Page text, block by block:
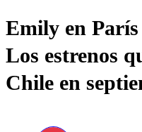
Emily en
Los estrenos
Chile en